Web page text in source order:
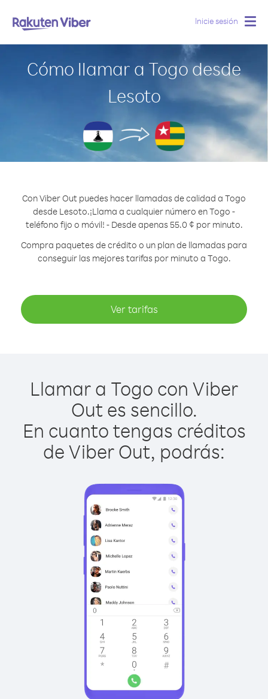
Inicie sesión
Cómo llamar a Togo desde
Lesoto
Con Viber Out puedes hacer llamadas de calidad a Togo
desde Lesoto.¡Llama a cualquier número en Togo -
teléfono fijo o móvil! - Desde apenas 55.0 ¢ por minuto.
Compra paquetes de crédito o un plan de llamadas para
conseguir las mejores tarifas por minuto a Togo.
Ver tarifas
Llamar a Togo con Viber
Out es sencillo.
En cuanto tengas créditos
de Viber Out, podrás: